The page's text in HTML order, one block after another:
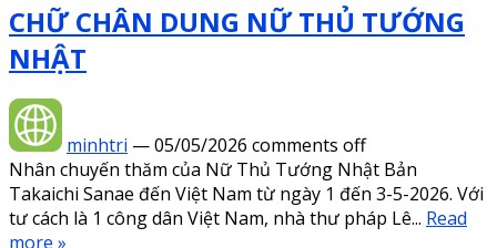
CHỮ CHÂN DUNG NỮ THỦ TƯỚNG
NHẬT
minhtri —05/05/2026 comments off
Nhân chuyến thăm của Nữ Thủ Tướng Nhật Bản
Takaichi Sanae đến Việt Nam từ ngày 1 đến 3-5-2026. Với
tư cách là 1 công dân Việt Nam, nhà thư pháp Lê... Read
more »